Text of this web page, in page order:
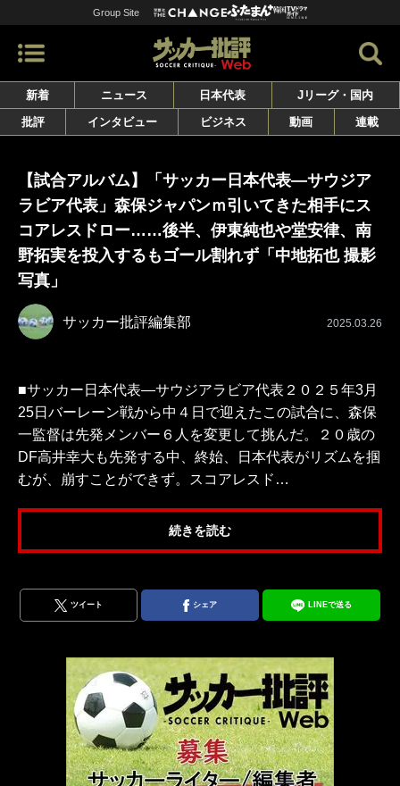
Group Site
新着 ニュース 日本代表
Jリーグ・国内
批評
インタビュー ビジネス 動画 連載
【試合アルバム】「サッカー日本代表―サウジア
ラビア代表」森保ジャパンｍ引いてきた相手にス
コアレスドロー……後半、伊東純也や堂安律、南
野拓実を投入するもゴール割れず「中地拓也 撮影
写真」
サッカー批評編集部 2025.03.26
■サッカー日本代表―サウジアラビア代表２０２５年3月
25日バーレーン戦から中４日で迎えたこの試合に、森保
一監督は先発メンバー６人を変更して挑んだ。２０歳の
DF高井幸大も先発する中、終始、日本代表がリズムを掴
むが、崩すことができず。スコアレスド…
続きを読む
ツイート シェア LINEで送る